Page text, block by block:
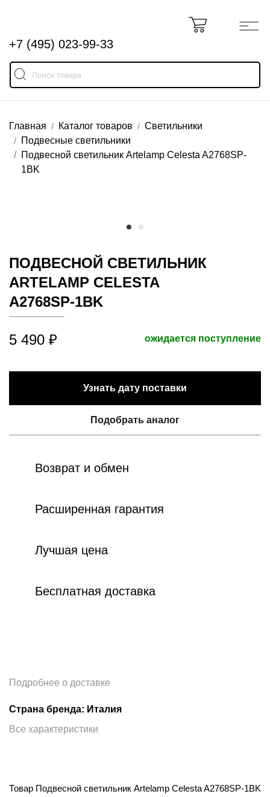
+7 (495) 023-99-33
Главная Каталог товаров
Светильники
Подвесные светильники
Подвесной светильник Artelamp Celesta A2768SP-
1BK
ПОДВЕСНОЙ СВЕТИЛЬНИК
ARTELAMP CELESTA
A2768SP-1BK
5 490 ₽ ожидается поступление
Узнать дату поставки
Подобрать аналог
Возврат и обмен
Расширенная гарантия
Лучшая цена
Бесплатная доставка
Подробнее о доставке
Страна бренда: Италия
Все характеристики
Товар Подвесной светильник Artelamp Celesta A2768SP-1BK